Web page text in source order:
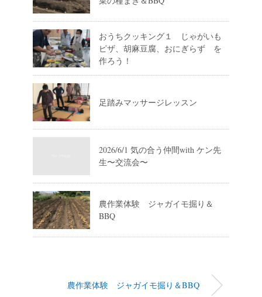
おうちクッキング１ じゃがいも
ピザ、胡麻豆腐、おにぎらず を
作ろう！
足踏みマッサージレッスン
2026/6/1 気の合う仲間with ケン先
生〜交流会〜
農作業体験 ジャガイモ掘り＆
BBQ
農作業体験 ジャガイモ掘り＆BBQ